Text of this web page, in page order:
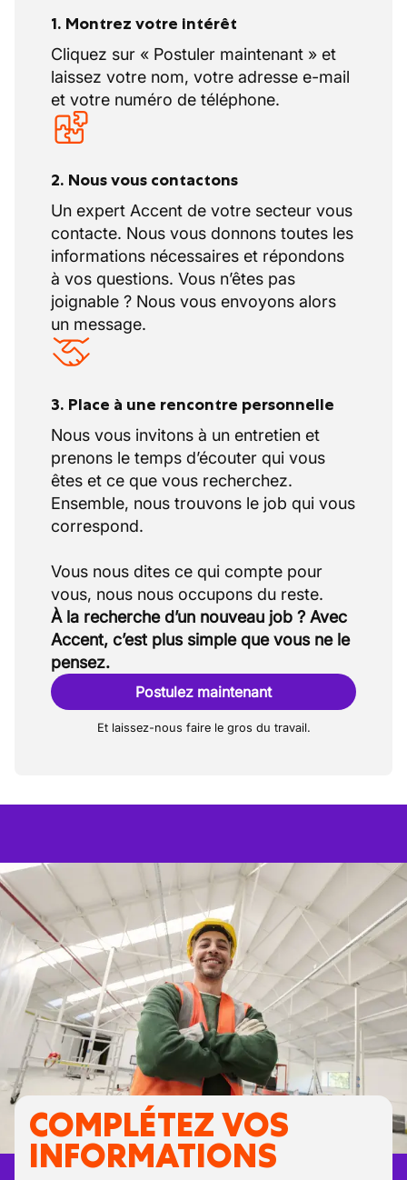
1. Montrez votre intérêt
Cliquez sur « Postuler maintenant » et
laissez votre nom, votre adresse e-mail
et votre numéro de téléphone.
2. Nous vous contactons
Un expert Accent de votre secteur vous
contacte. Nous vous donnons toutes les
informations nécessaires et répondons
à vos questions. Vous n’êtes pas
joignable ? Nous vous envoyons alors
un message.
3. Place à une rencontre personnelle
Nous vous invitons à un entretien et
prenons le temps d’écouter qui vous
êtes et ce que vous recherchez.
Ensemble, nous trouvons le job qui vous
correspond.
Vous nous dites ce qui compte pour
À la recherche d’un nouveau job ? Avec
Accent, c’est plus simple que vous ne le
pensez.
Postulez maintenant
Et laissez-nous faire le gros du travail.
COMPLÉTEZ VOS
INFORMATIONS